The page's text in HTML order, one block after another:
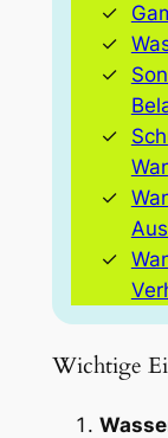
Wichtige